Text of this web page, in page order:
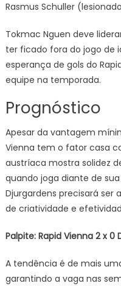
Rasmus Schuller
Tokmac Nguen deve
ter ficado fora do jogo de
esperança de gols do
equipe na temporada.
Prognóstico
Apesar da vantagem
Vienna tem o fator casa
austríaca mostra solidez
quando joga diante de
Djurgardens precisará ser
de criatividade e
Palpite: Rapid Vienna 2 x 0
A tendência é de mais
garantindo a vaga nas